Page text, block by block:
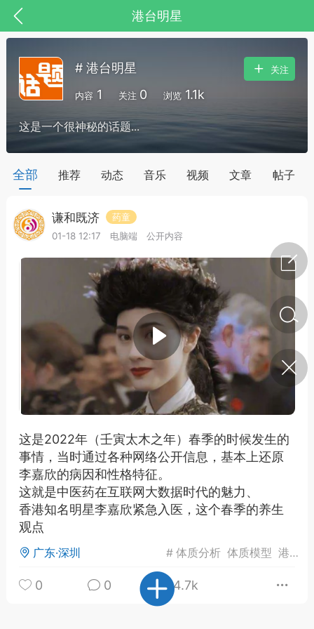
港台明星
，华夏中医人：家门口的中医人！
节气气象
·特急预警】关
节返乡期间“闪
急提示
0
如何购买【理肺清瘟膏】
【养正护络膏】？
小海（HAi） 2
平，顺时收
时精气
谷气行、营卫通：内经视角
下的脾胃调养要义
# 港台明星
内容 1 关注 0 浏览 1.1k
关注
这是一个很神秘的话题...
全部 推荐 动态 音乐 视频 文章 帖子
谦和既济
药童
01-18 12:17
电脑端 公开内容
这是2022年（壬寅太木之年）春季的时候发生的
事情，当时通过各种网络公开信息，基本上还原
李嘉欣的病因和性格特征。
这就是中医药在互联网大数据时代的魅力、
香港知名明星李嘉欣紧急入医，这个春季的养生
观点
广东·深圳 #体质分析 体质模型 港台明星
0 0 4.7k